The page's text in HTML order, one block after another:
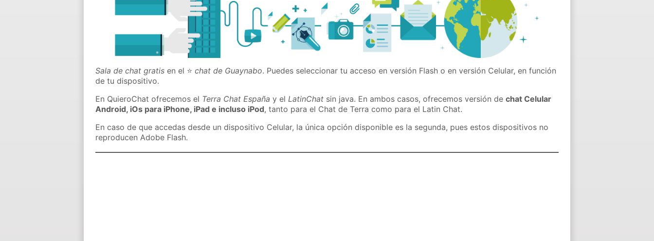
Sala de chat gratis en el ⭐chat de Guaynabo. Puedes seleccionar tu acceso en versión Flash o en versión Celular, en función
de tu dispositivo.
En QuieroChat ofrecemos el Terra Chat España y elLatinChat sin java. En ambos casos, ofrecemos versión dechat Celular
Android, iOs para iPhone, iPad e incluso iPod, tanto para el Chat de Terra como para el Latin Chat.
En caso de que accedas desde un dispositivo Celular, la única opción disponible es la segunda, pues estos dispositivos no
reproducen Adobe Flash.